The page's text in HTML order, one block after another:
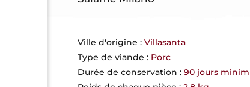
Ville d'origine : Villasanta
Type de viande : Porc
Durée de conservation : 90 jours